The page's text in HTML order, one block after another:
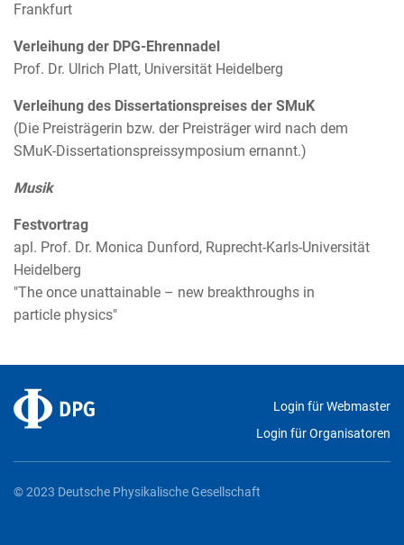
Frankfurt
Verleihung der DPG-Ehrennadel
Prof. Dr. Ulrich Platt, Universität Heidelberg
Verleihung des Dissertationspreises der SMuK
(Die Preisträgerin bzw. der Preisträger wird nach dem
SMuK-Dissertationspreissymposium ernannt.)
Musik
Festvortrag
apl. Prof. Dr. Monica Dunford, Ruprecht-Karls-Universität
Heidelberg
"The once unattainable – new breakthroughs in
particle physics"
Login für Webmaster
Login für Organisatoren
© 2023 Deutsche Physikalische Gesellschaft